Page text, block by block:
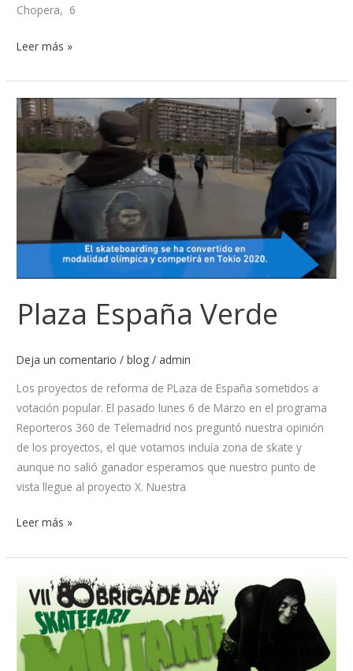
Chopera, 6
Leer más »
Plaza España Verde
Deja un comentario /blog / admin
Los proyectos de reforma de PLaza de España sometidos a
votación popular. El pasado lunes 6 de Marzo en el programa
Reporteros 360 de Telemadrid nos preguntó nuestra opinión
de los proyectos, el que votamos incluía zona de skate y
aunque no salió ganador esperamos que nuestro punto de
vista llegue al proyecto X. Nuestra
Plaza
España
Leer más »
Brigade
Day
Skatefari
Mutante